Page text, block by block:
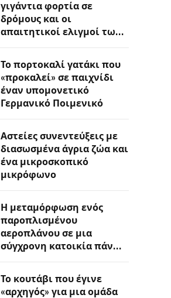
γιγάντια φορτία σε
δρόμους και οι
απαιτητικοί ελιγμοί των
Το πορτοκαλί γατάκι που
«προκαλεί» σε παιχνίδι
έναν υπομονετικό
Γερμανικό Ποιμενικό
Αστείες συνεντεύξεις με
διασωσμένα άγρια ζώα και
ένα μικροσκοπικό
μικρόφωνο
Η μεταμόρφωση ενός
παροπλισμένου
αεροπλάνου σε μια
σύγχρονη κατοικία πάνω
Το κουτάβι που έγινε
«αρχηγός» για μια ομάδα